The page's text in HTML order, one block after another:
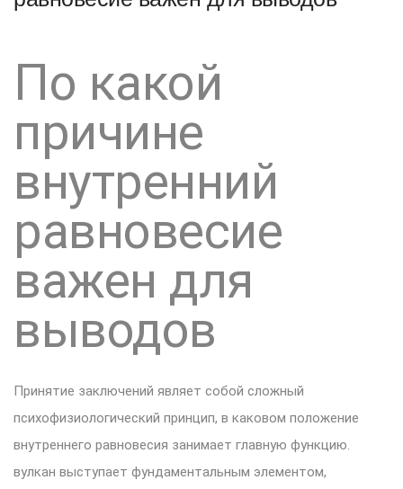
По какой
причине
внутренний
равновесие
важен для
выводов
Принятие заключений являет собой сложный
психофизиологический принцип, в каковом положение
внутреннего равновесия занимает главную функцию.
вулкан выступает фундаментальным элементом,